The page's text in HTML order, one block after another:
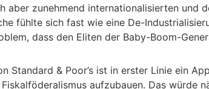
aber zunehmend internationalisierten und
fühlte sich fast wie eine De-
dass den Eliten der Baby-Boom-
Standard & Poor’s ist in erster Linie ein
aufzubauen. Das